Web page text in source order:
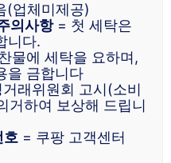
(업체미제공)
의사항= 첫 세탁은
니다.
물에 세탁을 요하며,
을 금합니다
래위원회 고시(소비
거하여 보상해 드립니
호 = 쿠팡 고객센터